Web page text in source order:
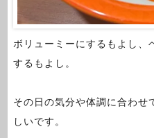
ボリューミーにするもよし、
するもよし。
その日の気分や体調に合わせ
しいです。